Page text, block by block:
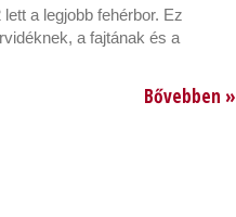
a legjobb fehérbor. Ez
a fajtának és a
Bővebben »